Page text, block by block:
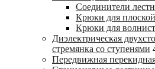
Соединители
Крюки для
Крюки для
Диэлектрическая
стремянка со ступенями
Передвижная